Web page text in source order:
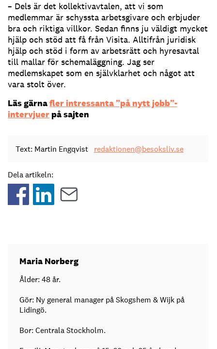
– Dels är det kollektivavtalen, att vi som
medlemmar är schyssta arbetsgivare och erbjuder
bra och riktiga villkor. Sedan finns ju väldigt mycket
hjälp och stöd att få från Visita. Alltifrån juridisk
hjälp och stöd i form av arbetsrätt och hyresavtal
till mallar för schemaläggning. Jag ser
medlemskapet som en självklarhet och något att
vara stolt över.
Läs gärnafler intressanta ”på nytt jobb”-
intervjuer på sajten
Text: Martin Engqvist redaktionen@besoksliv.se
Dela artikeln:
Maria Norberg
Ålder: 48 år.
Gör: Ny general manager på Skogshem & Wijk på
Lidingö.
Bor: Centrala Stockholm.